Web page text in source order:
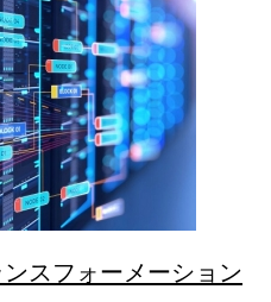
スフォーメーション